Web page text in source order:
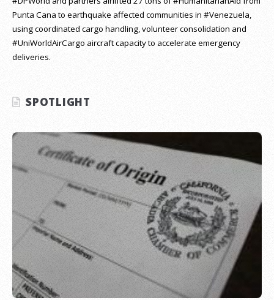
Punta Cana to earthquake affected communities in #Venezuela,
using coordinated cargo handling, volunteer consolidation and
#UniWorldAirCargo aircraft capacity to accelerate emergency
deliveries.
SPOTLIGHT